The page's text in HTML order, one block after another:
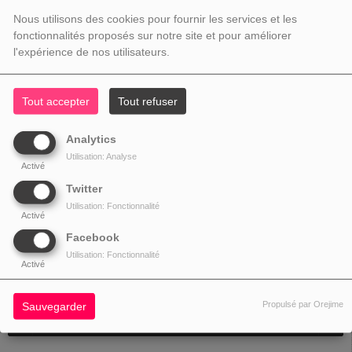
Nous utilisons des cookies pour fournir les services et les
fonctionnalités proposés sur notre site et pour améliorer
l'expérience de nos utilisateurs.
Tout accepter Tout refuser
Analytics
Activé
Utilisation: Analyse
Twitter
Activé
Utilisation: Fonctionnalité
Facebook
Activé
Utilisation: Fonctionnalité
Sauvegarder Propulsé par Orejime
27 FÉVRIER 2019 - 18:37 - 40950VUES
Requin Chagrin au micro de PiMi dans "Mots pour mots"
00:00